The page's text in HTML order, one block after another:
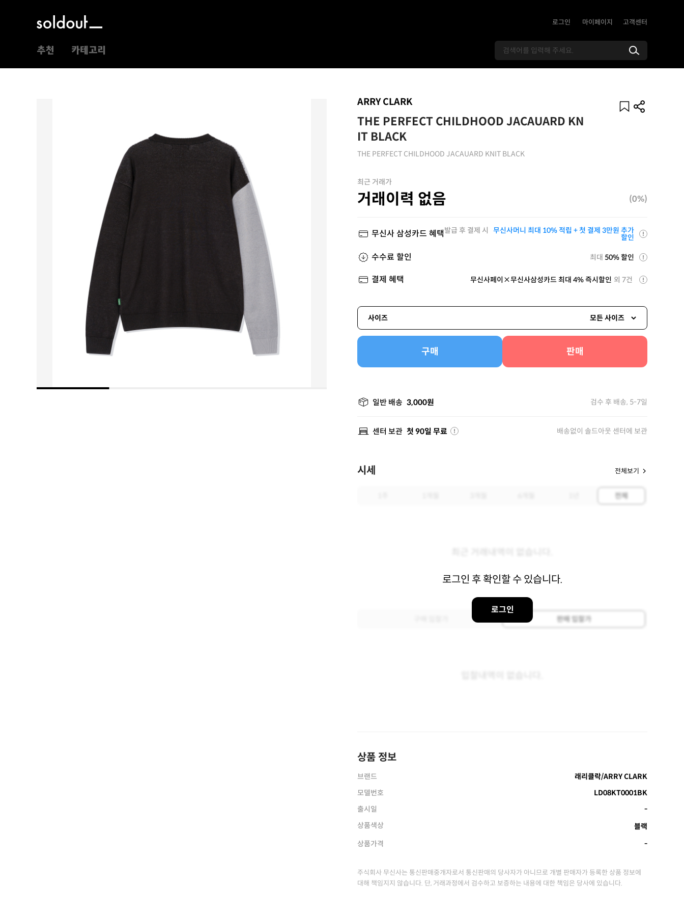
로그인 마이페이지 고객센터
추천 카테고리
ARRY CLARK
THE PERFECT CHILDHOOD JACAUARD KN
IT BLACK
THE PERFECT CHILDHOOD JACAUARD KNIT BLACK
최근 거래가
거래이력 없음 (0%)
무신사 삼성카드 혜택발급 후 결제 시 무신사머니 최대 10% 적립 + 첫 결제 3만원 추가
할인
수수료 할인 최대 50% 할인
결제 혜택 무신사페이×무신사삼성카드 최대 4% 즉시할인 외 7건
사이즈 모든 사이즈
구매 판매
일반 배송 3,000원 검수 후 배송, 5-7일
센터 보관 첫 90일 무료 배송없이 솔드아웃 센터에 보관
시세 전체보기
로그인 후 확인할 수 있습니다.
로그인
전체
판매 입찰가
상품 정보
브랜드
래리클락/ARRY CLARK
모델번호
LD08KT0001BK
출시일
-
상품색상
블랙
상품가격
-
주식회사 무신사는 통신판매중개자로서 통신판매의 당사자가 아니므로 개별 판매자가 등록한 상품 정보에
대해 책임지지 않습니다. 단, 거래과정에서 검수하고 보증하는 내용에 대한 책임은 당사에 있습니다.